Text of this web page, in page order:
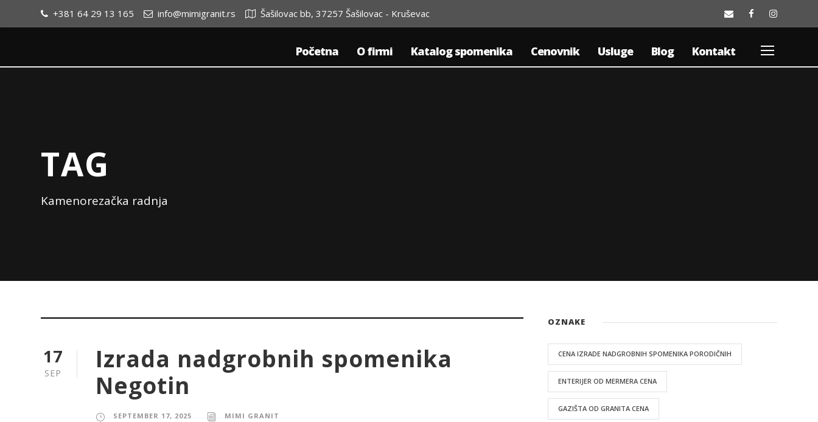
+381 64 29 13 165 info@mimigranit.rs Šašilovac bb, 37257 Šašilovac - Kruševac
Početna O firmi Katalog spomenika Cenovnik Usluge Blog Kontakt
TAG
Kamenorezačka radnja
17
SEP
Izrada nadgrobnih spomenika
Negotin
SEPTEMBER 17, 2025
MIMI GRANIT
OZNAKE
CENA IZRADE NADGROBNIH SPOMENIKA PORODIČNIH
ENTERIJER OD MERMERA CENA
GAZIŠTA OD GRANITA CENA